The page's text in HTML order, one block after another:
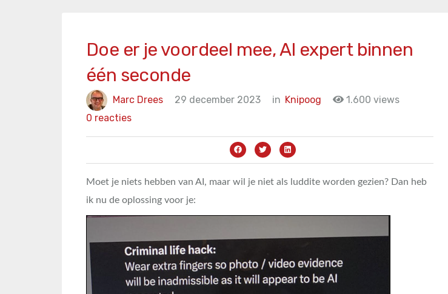
Doe er je voordeel mee, AI expert binnen
één seconde
Marc Drees 29 december 2023 in Knipoog
1.600 views
0 reacties
Moet je niets hebben van AI, maar wil je niet als luddite worden gezien? Dan heb
ik nu de oplossing voor je: